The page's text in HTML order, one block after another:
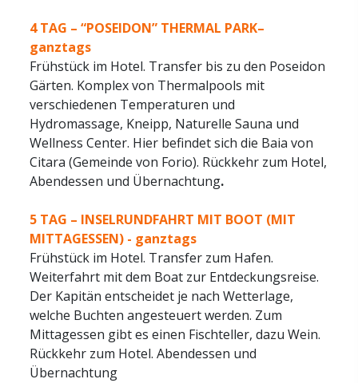
4 TAG –“POSEIDON” THERMAL PARK–
ganztags
Frühstück im Hotel. Transfer bis zu den Poseidon
Gärten. Komplex von Thermalpools mit
verschiedenen Temperaturen und
Hydromassage, Kneipp, Naturelle Sauna und
Wellness Center. Hier befindet sich die Baia von
Citara (Gemeinde von Forio). Rückkehr zum Hotel,
Abendessen und Übernachtung.
5 TAG – INSELRUNDFAHRT MIT BOOT (MIT
MITTAGESSEN) - ganztags
Frühstück im Hotel. Transfer zum Hafen.
Weiterfahrt mit dem Boat zur Entdeckungsreise.
Der Kapitän entscheidet je nach Wetterlage,
welche Buchten angesteuert werden. Zum
Mittagessen gibt es einen Fischteller, dazu Wein.
Rückkehr zum Hotel. Abendessen und
Übernachtung